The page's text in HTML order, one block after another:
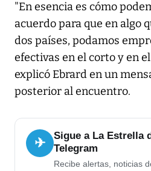
"En esencia es cómo
acuerdo para que en algo
dos países, podamos
efectivas en el corto y en
explicó Ebrard en un
posterior al encuentro.
✈
Sigue a La Estrella
Telegram
Recibe alertas, noticias